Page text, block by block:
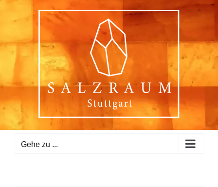
Inhalt
springen
Gehe zu ...